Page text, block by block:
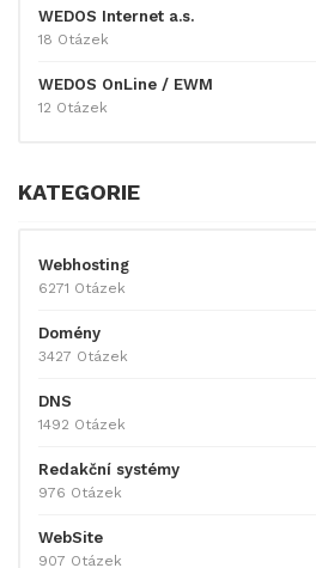
WEDOS Internet a.s.
18 Otázek
WEDOS OnLine / EWM
12 Otázek
KATEGORIE
Webhosting
6271 Otázek
Domény
3427 Otázek
DNS
1492 Otázek
Redakční systémy
976 Otázek
WebSite
907 Otázek